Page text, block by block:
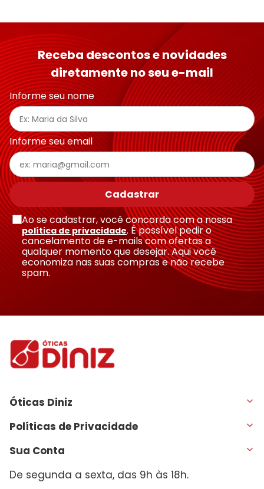
Receba descontos e novidades
diretamente no seu e-mail
Informe seu nome
Informe seu email
Cadastrar
Ao se cadastrar, você concorda com a nossa
política de privacidade. É possível pedir o
cancelamento de e-mails com ofertas a
qualquer momento que desejar. Aqui você
economiza nas suas compras e não recebe
spam.
Óticas Diniz
Políticas de Privacidade
Sua Conta
De segunda a sexta, das 9h às 18h.